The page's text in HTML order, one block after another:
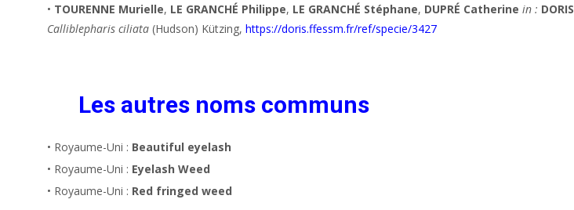
• TOURENNE Murielle, LE GRANCHÉ Philippe, LE GRANCHÉ Stéphane, DUPRÉ Catherine in : DORIS
Calliblepharis ciliata (Hudson) Kützing, https://doris.ffessm.fr/ref/specie/3427
Les autres noms communs
• Royaume-Uni : Beautiful eyelash
• Royaume-Uni : Eyelash Weed
• Royaume-Uni : Red fringed weed